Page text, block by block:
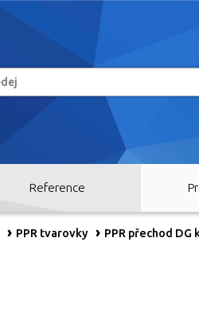
Reference
PPR tvarovky PPR přechod